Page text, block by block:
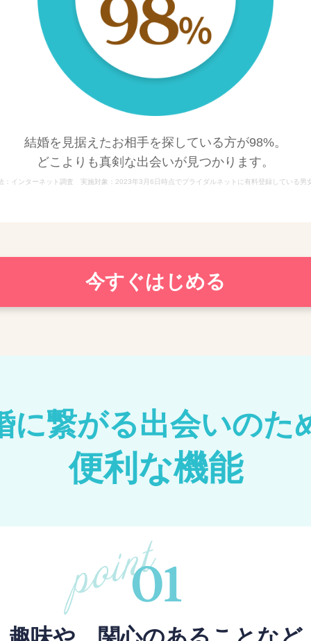
結婚を見据えたお相手を探している方が98%。
どこよりも真剣な出会いが見つかります。
：インターネット調査 実施対象：2023年3月6日時点でブライダルネットに有料登録している
今すぐはじめる
に繋がる出会いのた
便利な機能